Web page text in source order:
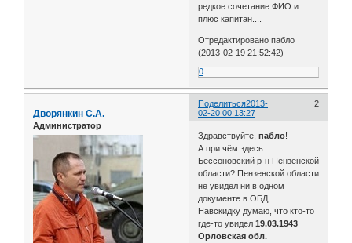
редкое сочетание ФИО и
плюс капитан....
Отредактировано пабло
(2013-02-19 21:52:42)
0
Поделиться 2
2013-
02-20 00:13:27
Дворянкин С.А.
Администратор
Здравствуйте,пабло!
А при чём здесь
Бессоновский р-н Пензенской
области? Пензенской области
не увидел ни в одном
документе в ОБД.
Навскидку думаю, что кто-то
где-то увидел19.03.1943
Орловская обл.